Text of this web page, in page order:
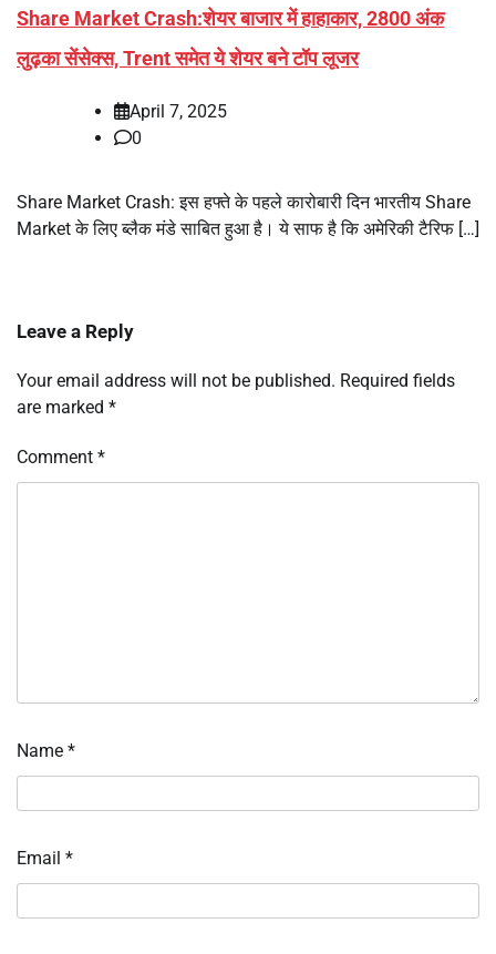
Share Market Crash:शेयर बाजार में हाहाकार, 2800 अंक
लुढ़का सेंसेक्स, Trent समेत ये शेयर बने टॉप लूजर
April 7, 2025
0
Share Market Crash: इस हफ्ते के पहले कारोबारी दिन भारतीय Share
Market के लिए ब्लैक मंडे साबित हुआ है। ये साफ है कि अमेरिकी टैरिफ […]
Leave a Reply
Your email address will not be published. Required fields
are marked *
Comment *
Name *
Email *